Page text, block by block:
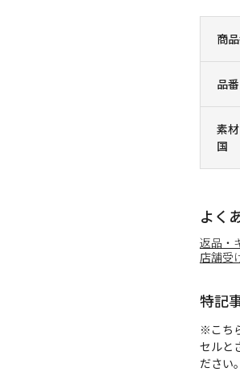
商
品番
素
国
よく
返品・
店舗受
特記
※こち
セルと
ださい。